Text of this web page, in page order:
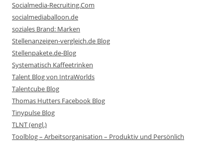
Socialmedia-Recruiting.Com
socialmediaballoon.de
soziales Brand: Marken
Stellenanzeigen-vergleich.de Blog
Stellenpakete.de-Blog
Systematisch Kaffeetrinken
Talent Blog von IntraWorlds
Talentcube Blog
Thomas Hutters Facebook Blog
Tinypulse Blog
TLNT (engl.)
Toolblog – Arbeitsorganisation – Produktiv und Persönlich